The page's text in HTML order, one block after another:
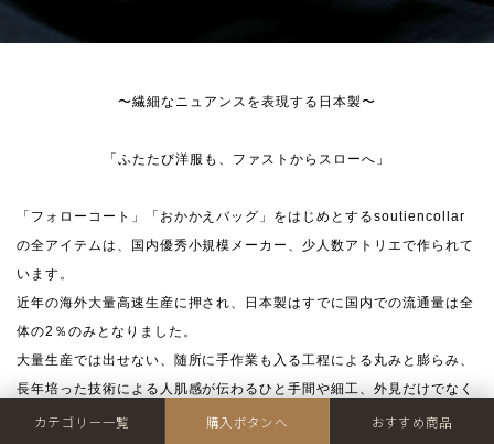
〜繊細なニュアンスを表現する日本製〜
「ふたたび洋服も、ファストからスローへ」
「フォローコート」「おかかえバッグ」をはじめとするsoutiencollar
の全アイテムは、国内優秀小規模メーカー、少人数アトリエで作られて
います。
近年の海外大量高速生産に押され、日本製はすでに国内での流通量は全
体の2％のみとなりました。
大量生産では出せない、随所に手作業も入る工程による丸みと膨らみ、
長年培った技術による人肌感が伝わるひと手間や細工、外見だけでなく
安心や優しさもお楽しみください。
カテゴリー一覧 購入ボタンへ おすすめ商品